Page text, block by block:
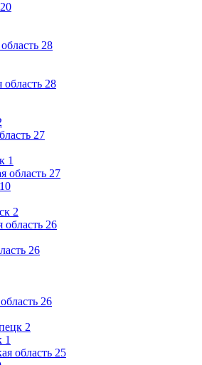
20
28
область 28
27
1
область 27
10
2
область 26
26
26
2
1
область 25